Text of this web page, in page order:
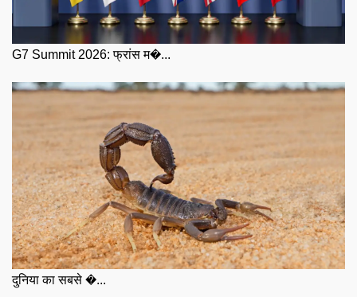
G7 Summit 2026: फ्रांस म�...
दुनिया का सबसे �...